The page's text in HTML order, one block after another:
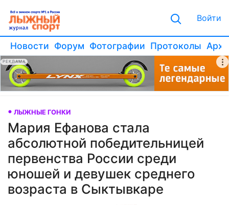
Войти
Новости Форум Фотографии Протоколы
РЕКЛАМА
ЛЫЖНЫЕ ГОНКИ
Мария Ефанова стала
абсолютной победительницей
первенства России среди
юношей и девушек среднего
возраста в Сыктывкаре